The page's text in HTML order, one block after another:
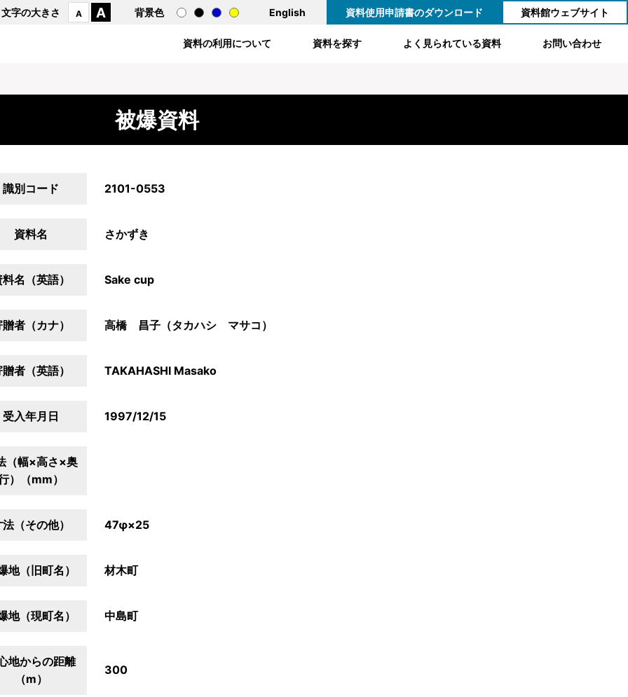
文字の大きさ A A 背景色 English 資料使用申請書のダウンロード 資料館ウェブサイト
資料の利用について 資料を探す よく見られている資料 お問い合わせ
被爆資料
識別コード 2101-0553
資料名 さかずき
名（英語） Sake cup
者（カナ） 高橋 昌子（タカハシ マサコ）
者（英語） TAKAHASHI Masako
受入年月日 1997/12/15
（幅×高さ×奥
）（mm）
（その他） 47φ×25
地（旧町名） 材木町
地（現町名） 中島町
地からの距離
（m）
300